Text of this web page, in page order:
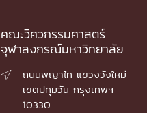
คณะวิศวกรรมศาสตร์
จุฬาลงกรณ์มหาวิทยาลัย

ถนนพญาไท แขวงวังใหม่
เขตปทุมวัน กรุงเทพฯ
10330